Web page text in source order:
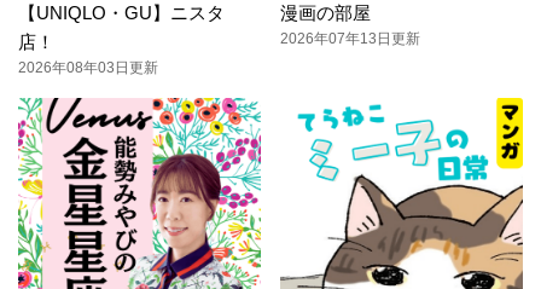
【UNIQLO・GU】ニスタ
店！
2026年08年03日更新
漫画の部屋
2026年07年13日更新